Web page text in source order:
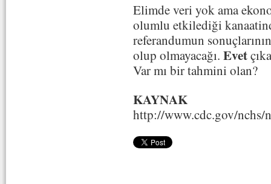
Elimde veri yok ama
olumlu etkilediği
referandumun
olup olmayacağı. Evet
Var mı bir tahmini olan?
KAYNAK
http://www.cdc.gov/nchs/